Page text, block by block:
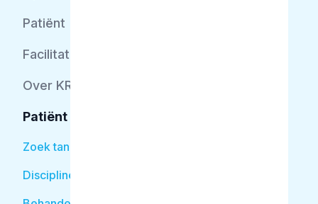
Patiënt
Facilitator
Over KRT
Patiënt
Zoek tandarts
Disciplines